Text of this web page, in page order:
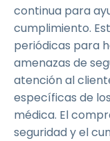
continua para
cumplimiento.
periódicas para
amenazas de
atención al
específicas de
médica. El
seguridad y el